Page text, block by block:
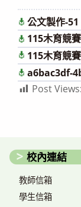
公文製作-51
115木育競
115木育競
a6bac3df-
Post Views:
校內連結
教師信箱
學生信箱